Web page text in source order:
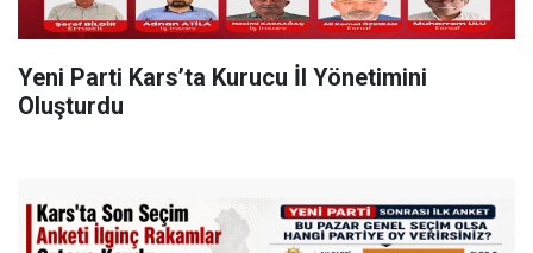
Yeni Parti Kars’ta Kurucu İl Yönetimini
Oluşturdu